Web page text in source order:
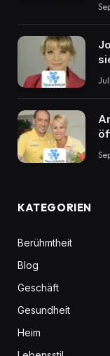
KATEGORIEN
Berühmtheit
Blog
Geschäft
Gesundheit
Heim